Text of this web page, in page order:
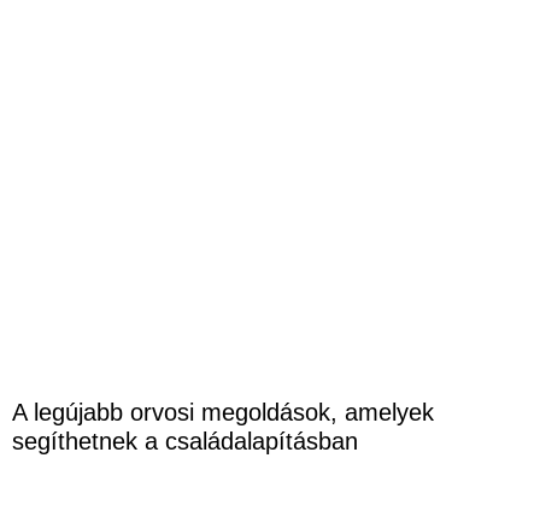
A legújabb orvosi megoldások, amelyek
segíthetnek a családalapításban